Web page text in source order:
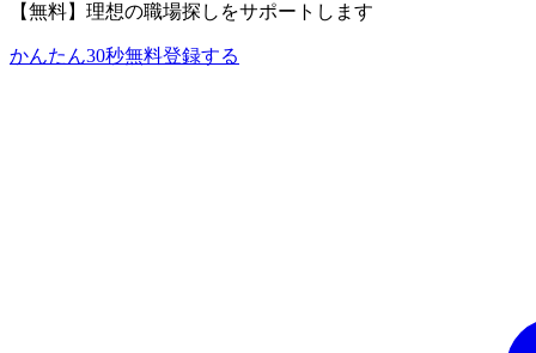
【無料】理想の職場探しをサポートします
かんたん30秒無料登録する